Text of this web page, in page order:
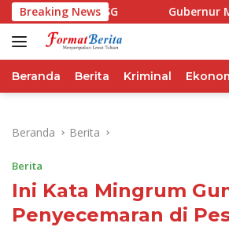
Langsung
ke
konten
Breaking News
IHSG Gubernur Mirza
Beranda Berita Kriminal
Beranda Berita
Berita
Ini Kata Mingrum
Penyecemaran di